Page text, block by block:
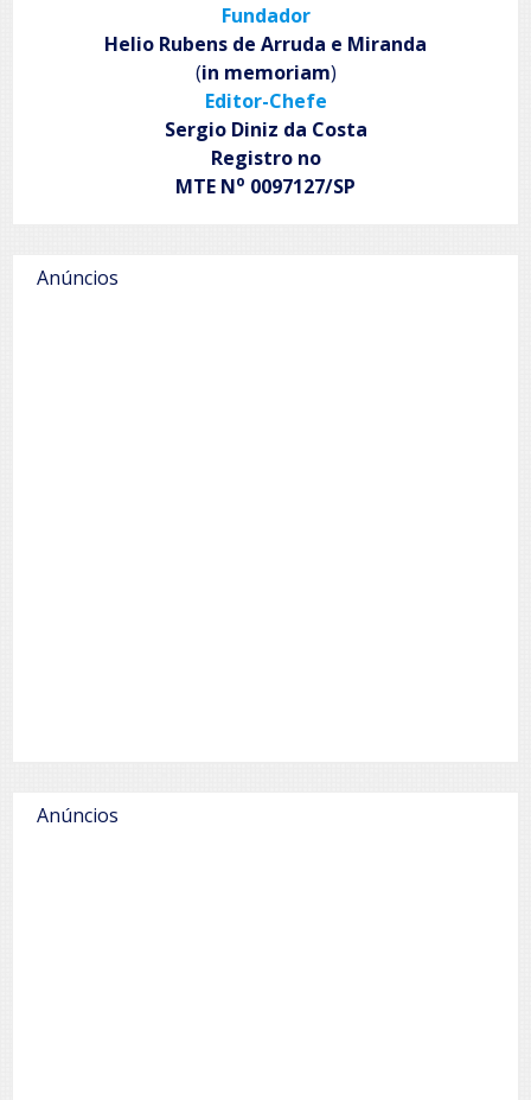
Fundador
Helio Rubens de Arruda e Miranda
(in memoriam)
Editor-Chefe
Sergio Diniz da Costa
Registro no
MTE No 0097127/SP
Anúncios